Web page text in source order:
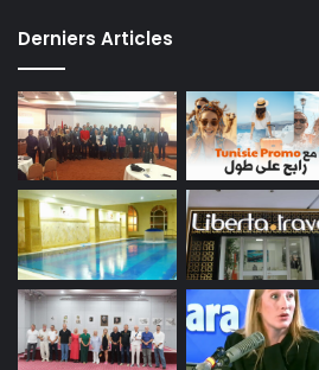
Derniers Articles